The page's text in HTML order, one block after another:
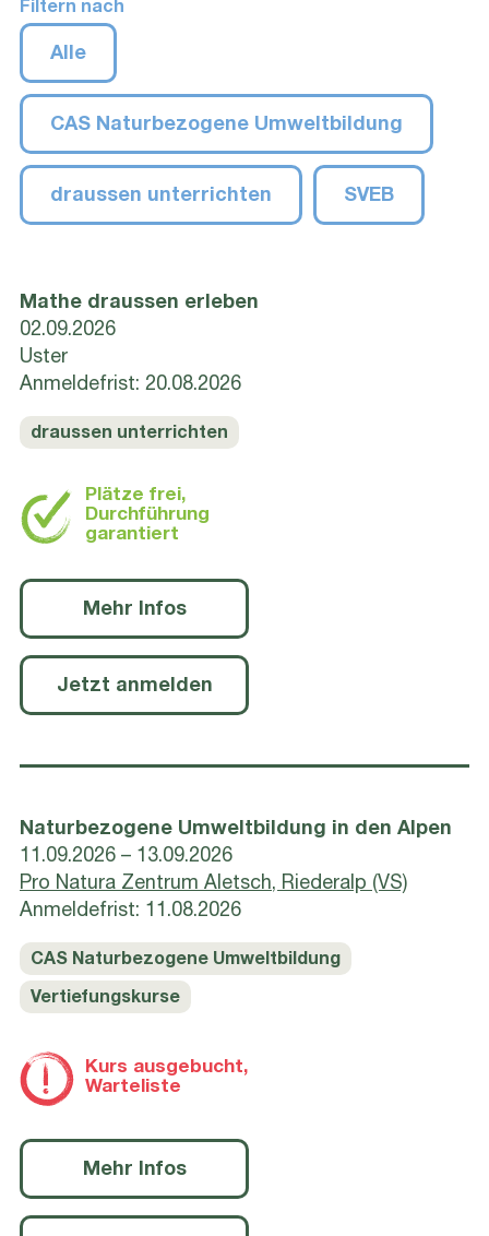
Filtern nach
Alle
CAS Naturbezogene Umweltbildung
draussen unterrichten SVEB
Mathe draussen erleben
02.09.2026
Uster
Anmeldefrist: 20.08.2026
draussen unterrichten
Plätze frei,
Durchführung
garantiert
Mehr Infos
Jetzt anmelden
Naturbezogene Umweltbildung in den Alpen
11.09.2026 – 13.09.2026
Pro Natura Zentrum Aletsch, Riederalp (VS)
Anmeldefrist: 11.08.2026
CAS Naturbezogene Umweltbildung
Vertiefungskurse
Kurs ausgebucht,
Warteliste
Mehr Infos